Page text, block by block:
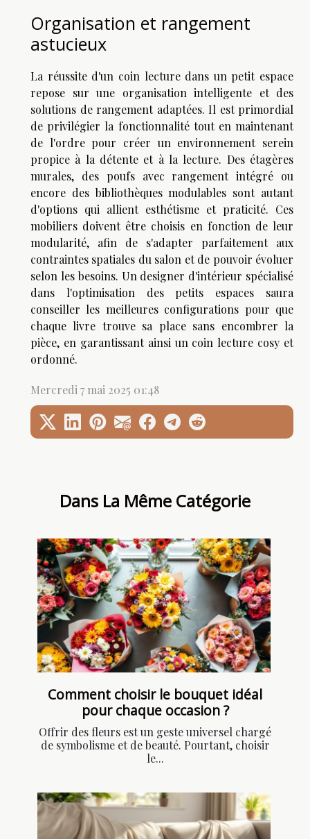
Dans La Même Catégorie
Comment choisir le bouquet idéal
pour chaque occasion ?
Offrir des fleurs est un geste universel chargé
de symbolisme et de beauté. Pourtant, choisir
le...
Organisation et rangement
astucieux
La réussite d'un coin lecture dans un petit espace
repose sur une organisation intelligente et des
solutions de rangement adaptées. Il est primordial
de privilégier la fonctionnalité tout en maintenant
de l'ordre pour créer un environnement serein
propice à la détente et à la lecture. Des étagères
murales, des poufs avec rangement intégré ou
encore des bibliothèques modulables sont autant
d'options qui allient esthétisme et praticité. Ces
mobiliers doivent être choisis en fonction de leur
modularité, afin de s'adapter parfaitement aux
contraintes spatiales du salon et de pouvoir évoluer
selon les besoins. Un designer d'intérieur spécialisé
dans l'optimisation des petits espaces saura
conseiller les meilleures configurations pour que
chaque livre trouve sa place sans encombrer la
pièce, en garantissant ainsi un coin lecture cosy et
ordonné.
Mercredi 7 mai 2025 01:48